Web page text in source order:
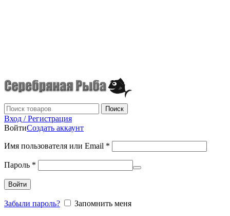
Поиск
Вход / Регистрация
ВойтиСоздать аккаунт
Имя пользователя или Email *
Пароль *
Войти
Забыли пароль?
Запомнить меня